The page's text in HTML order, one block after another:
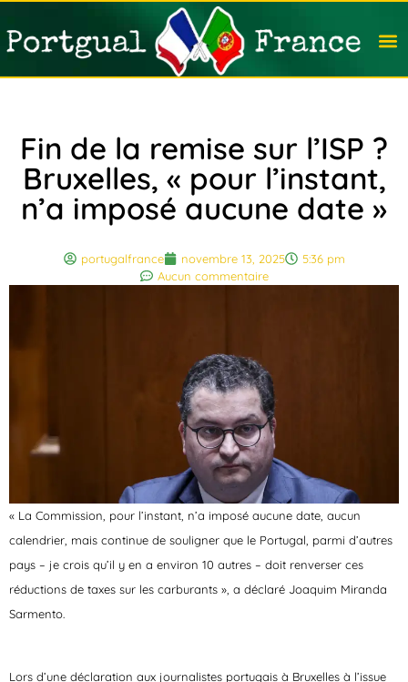
Fin de la remise sur l’ISP ?
Bruxelles, « pour l’instant,
n’a imposé aucune date »
portugalfrance novembre 13, 2025
5:36 pm
Aucun commentaire
« La Commission, pour l’instant, n’a imposé aucune date, aucun
calendrier, mais continue de souligner que le Portugal, parmi d’autres
pays – je crois qu’il y en a environ 10 autres – doit renverser ces
réductions de taxes sur les carburants », a déclaré Joaquim Miranda
Sarmento.
Lors d’une déclaration aux journalistes portugais à Bruxelles à l’issue